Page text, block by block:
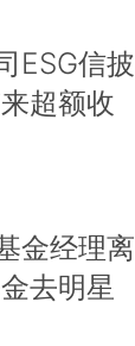
ESG信披
超额收
金经理离
去明星